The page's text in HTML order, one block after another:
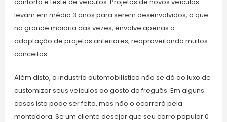
levam em média 3 anos para serem desenvolvidos, o que
na grande maioria das vezes, envolve apenas a
adaptação de projetos anteriores, reaproveitando muitos
conceitos.
Além disto, a industria automobilística não se dá ao luxo de
customizar seus veículos ao gosto do freguês. Em alguns
casos isto pode ser feito, mas não o ocorrerá pela
montadora. Se um cliente desejar que seu carro popular 0